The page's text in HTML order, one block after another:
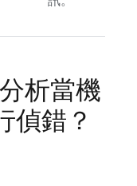
析當機
偵錯？